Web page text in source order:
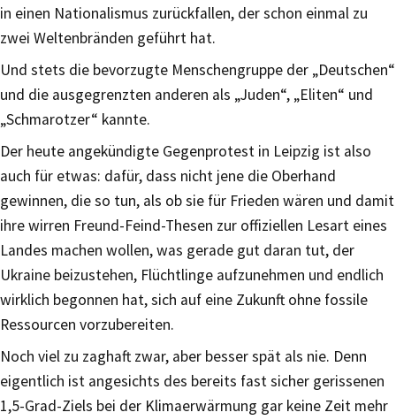
in einen Nationalismus zurückfallen, der schon einmal zu
zwei Weltenbränden geführt hat.
Und stets die bevorzugte Menschengruppe der „Deutschen“
und die ausgegrenzten anderen als „Juden“, „Eliten“ und
„Schmarotzer“ kannte.
Der heute angekündigte Gegenprotest in Leipzig ist also
auch für etwas: dafür, dass nicht jene die Oberhand
gewinnen, die so tun, als ob sie für Frieden wären und damit
ihre wirren Freund-Feind-Thesen zur offiziellen Lesart eines
Landes machen wollen, was gerade gut daran tut, der
Ukraine beizustehen, Flüchtlinge aufzunehmen und endlich
wirklich begonnen hat, sich auf eine Zukunft ohne fossile
Ressourcen vorzubereiten.
Noch viel zu zaghaft zwar, aber besser spät als nie. Denn
eigentlich ist angesichts des bereits fast sicher gerissenen
1,5-Grad-Ziels bei der Klimaerwärmung gar keine Zeit mehr